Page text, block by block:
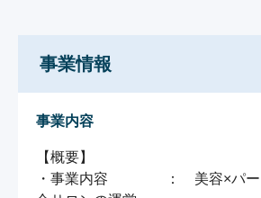
事業情報
事業内容
【概要】
・事業内容　　　　：　美容×パ